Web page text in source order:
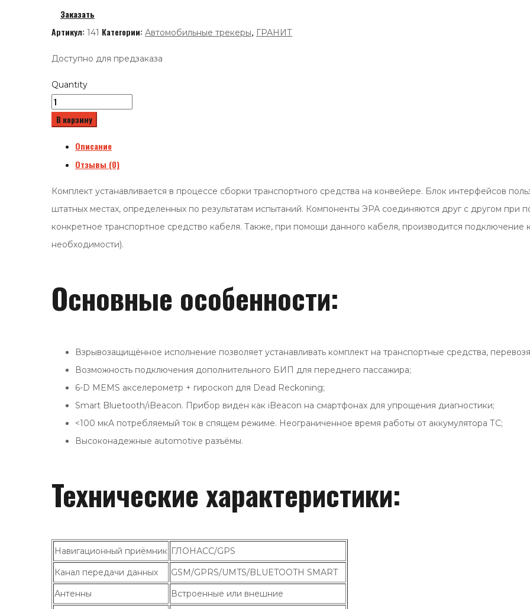
Заказать
Артикул: 141 Категории: Автомобильные трекеры, ГРАНИТ
Доступно для предзаказа
Quantity
В корзину
Описание
Отзывы (0)
Комплект устанавливается в процессе сборки транспортного средства на конвейере. Блок интерфейсов
штатных местах, определенных по результатам испытаний. Компоненты ЭРА соединяются друг с другом при
конкретное транспортное средство кабеля. Также, при помощи данного кабеля, производится
необходимости).
Основные особенности:
Взрывозащищённое исполнение позволяет устанавливать комплект на транспортные средства,
Возможность подключения дополнительного БИП для переднего пассажира;
6-D MEMS акселерометр + гироскоп для Dead Reckoning;
Smart Bluetooth/iBeacon. Прибор виден как iBeacon на смартфонах для упрощения диагностики;
<100 мкА потребляемый ток в спящем режиме. Неограниченное время работы от аккумулятора ТС;
Высоконадежные automotive разъёмы.
Технические характеристики:
Навигационный приёмник ГЛОНАСС/GPS
Канал передачи данных
GSM/GPRS/UMTS/BLUETOOTH SMART
Антенны
Встроенные или внешние